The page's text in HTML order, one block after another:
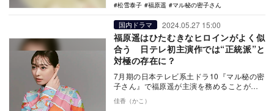
松雪泰子
福原遥 マル秘の密子さん
国内ドラマ 2024.05.27 15:00
福原遥はひたむきなヒロインがよく似
合う 日テレ初主演作では“正統派”と
対極の存在に？
7月期の日本テレビ系土ドラ10『マル秘の密
子さん』で福原遥が主演を務めることが発
表された。楽しみなのは、その意外性のあ
るキャラク…
佳香（かこ）